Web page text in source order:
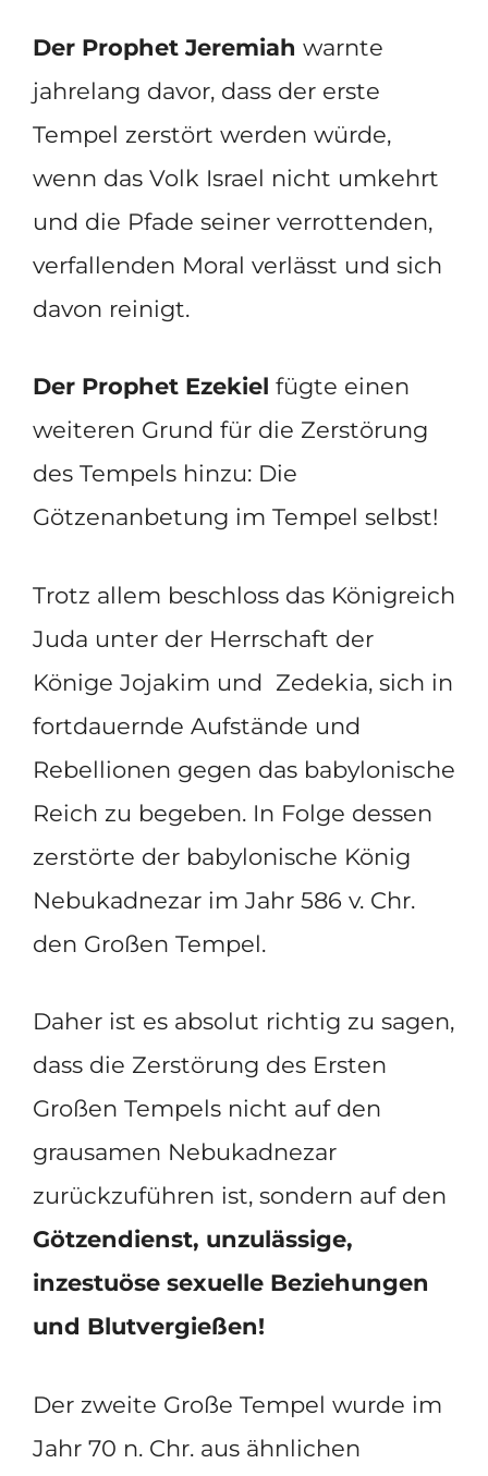
Der Prophet Jeremiah warnte
jahrelang davor, dass der erste
Tempel zerstört werden würde,
wenn das Volk Israel nicht umkehrt
und die Pfade seiner verrottenden,
verfallenden Moral verlässt und sich
davon reinigt.
Der Prophet Ezekiel fügte einen
weiteren Grund für die Zerstörung
des Tempels hinzu: Die
Götzenanbetung im Tempel selbst!
Trotz allem beschloss das Königreich
Juda unter der Herrschaft der
Könige Jojakim und Zedekia, sich in
fortdauernde Aufstände und
Rebellionen gegen das babylonische
Reich zu begeben. In Folge dessen
zerstörte der babylonische König
Nebukadnezar im Jahr 586 v. Chr.
den Großen Tempel.
Daher ist es absolut richtig zu sagen,
dass die Zerstörung des Ersten
Großen Tempels nicht auf den
grausamen Nebukadnezar
zurückzuführen ist, sondern auf den
Götzendienst, unzulässige,
inzestuöse sexuelle Beziehungen
und Blutvergießen!
Der zweite Große Tempel wurde im
Jahr 70 n. Chr. aus ähnlichen